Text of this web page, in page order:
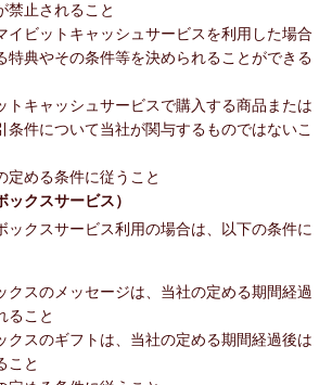
禁止されること
イビットキャッシュサービスを利用した場合
特典やその条件等を決められることができる
トキャッシュサービスで購入する商品または
条件について当社が関与するものではないこ
定める条件に従うこと
クスサービス）
ックスサービス利用の場合は、以下の条件に
クスのメッセージは、当社の定める期間経過
ること
クスのギフトは、当社の定める期間経過後は
こと